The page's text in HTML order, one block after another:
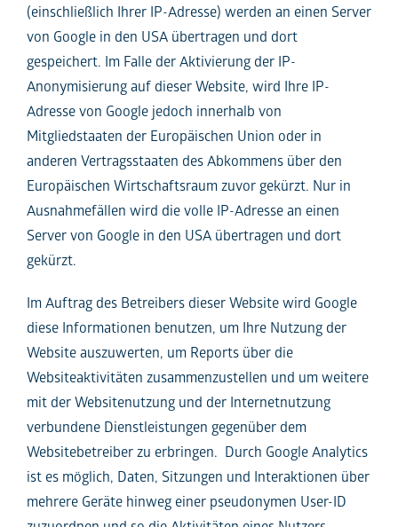
(einschließlich Ihrer IP-Adresse) werden an einen Server
von Google in den USA übertragen und dort
gespeichert. Im Falle der Aktivierung der IP-
Anonymisierung auf dieser Website, wird Ihre IP-
Adresse von Google jedoch innerhalb von
Mitgliedstaaten der Europäischen Union oder in
anderen Vertragsstaaten des Abkommens über den
Europäischen Wirtschaftsraum zuvor gekürzt. Nur in
Ausnahmefällen wird die volle IP-Adresse an einen
Server von Google in den USA übertragen und dort
gekürzt.
Im Auftrag des Betreibers dieser Website wird Google
diese Informationen benutzen, um Ihre Nutzung der
Website auszuwerten, um Reports über die
Websiteaktivitäten zusammenzustellen und um weitere
mit der Websitenutzung und der Internetnutzung
verbundene Dienstleistungen gegenüber dem
Websitebetreiber zu erbringen. Durch Google Analytics
ist es möglich, Daten, Sitzungen und Interaktionen über
mehrere Geräte hinweg einer pseudonymen User-ID